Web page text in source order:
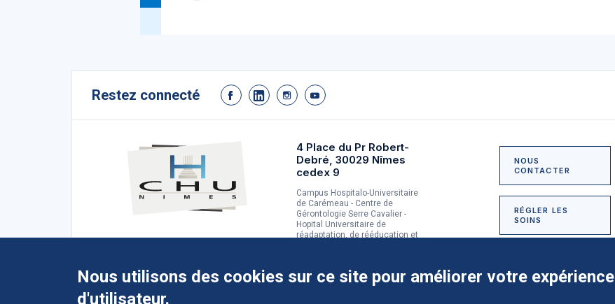
Restez connecté
4 Place du Pr Robert-
Debré, 30029 Nîmes
cedex 9
Campus Hospitalo-Universitaire
de Carémeau - Centre de
Gérontologie Serre Cavalier -
Hopital Universitaire de
réadaptation, de rééducation et
NOUS
CONTACTER
RÉGLER LES
SOINS
Nous utilisons des cookies sur ce site pour améliorer votre expérience
d'utilisateur.